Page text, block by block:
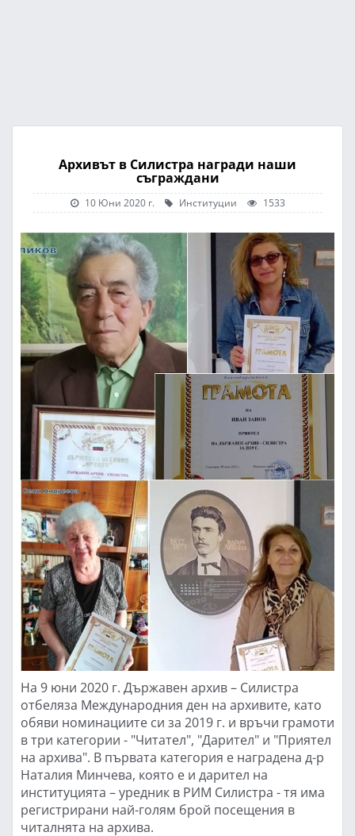
Архивът в Силистра награди наши
съграждани
10 Юни 2020 г. Институции 1533
На 9 юни 2020 г. Държавен архив – Силистра
отбеляза Международния ден на архивите, като
обяви номинациите си за 2019 г. и връчи грамоти
в три категории - "Читател", "Дарител" и "Приятел
на архива". В първата категория е наградена д-р
Наталия Минчева, която е и дарител на
институцията – уредник в РИМ Силистра - тя има
регистрирани най-голям брой посещения в
читалнята на архива.